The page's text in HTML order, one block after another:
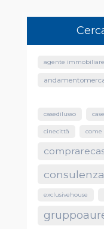
agente
casedilusso
cinecittà come
exclusivehouse